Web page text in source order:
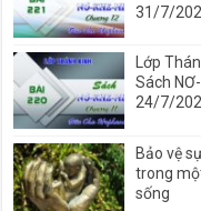
31/7/
Lớp
Sách
24/7/
Bảo vệ
trong
sống